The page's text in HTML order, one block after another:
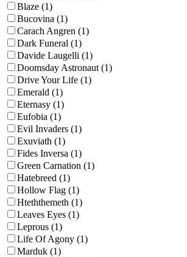
Blaze (1)
Bucovina (1)
Carach Angren (1)
Dark Funeral (1)
Davide Laugelli (1)
Doomsday Astronaut (1)
Drive Your Life (1)
Emerald (1)
Eternasy (1)
Eufobia (1)
Evil Invaders (1)
Exuviath (1)
Fides Inversa (1)
Green Carnation (1)
Hatebreed (1)
Hollow Flag (1)
Hteththemeth (1)
Leaves Eyes (1)
Leprous (1)
Life Of Agony (1)
Marduk (1)